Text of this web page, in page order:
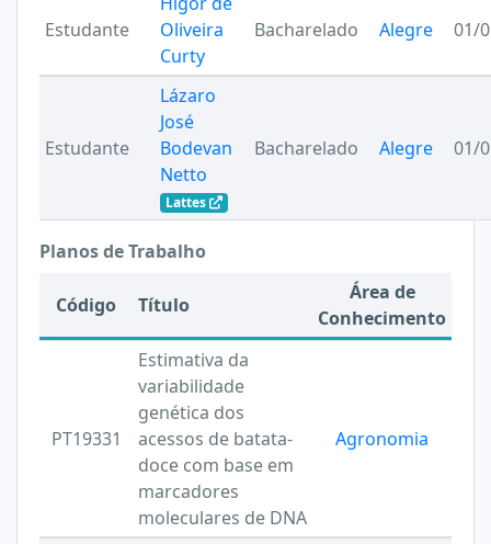
Estudante
Oliveira
Curty
Bacharelado Alegre 01/
Estudante
Lázaro
José
Bodevan
Netto
Lattes
Bacharelado Alegre 01/
Planos de Trabalho
Código Título
Área de
Conhecimento
PT19331
Estimativa da
variabilidade
genética dos
acessos de batata-
doce com base em
marcadores
moleculares de DNA
Agronomia